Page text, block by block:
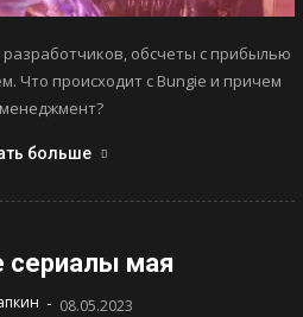
обсчеты с прибылью
Что происходит с Bungie и причем
больше
сериалы мая
- 08.05.2023